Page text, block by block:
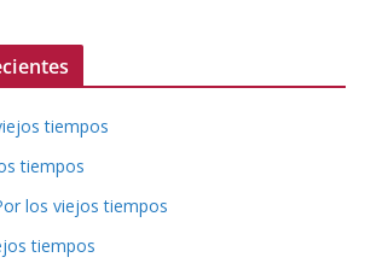
tiempos
tiempos
los viejos tiempos
tiempos